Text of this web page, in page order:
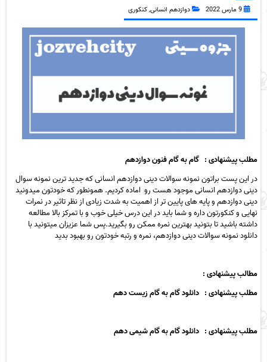
9 مارس 2022 دوازدهم انسانی,کنکوری
مطلب پیشنهادی : گام به گام فنون دوازدهم
در این پست براتون نمونه سوالات دینی دوازدهم انسانی که جدید ترین نمونه سوال
دینی دوازدهم انسانی موجود هست رو اماده کردیم. همونطور که خودتون میدونید
دینی دوازدهم و پایه های پایین تر از اهمیت به شدت زیادی از نظر تاثیر در نمرات
نهایی و کنکورتون داره و شما باید در این درس خیلی خوب و با تمرکز بالا مطالعه
داشته باشید تا بتونید بهترین نمره ممکن رو بگیرید.پس شما عزیزان میتونید با
دانلود نمونه سوالات دینی دوازدهم، نمره و رتبه خودتون رو بهبود بدید
مطالب پیشنهادی:
مطلب پیشنهادی : دانلود گام به گام زیست دهم
مطلب پیشنهادی : دانلود گام به گام شیمی دهم